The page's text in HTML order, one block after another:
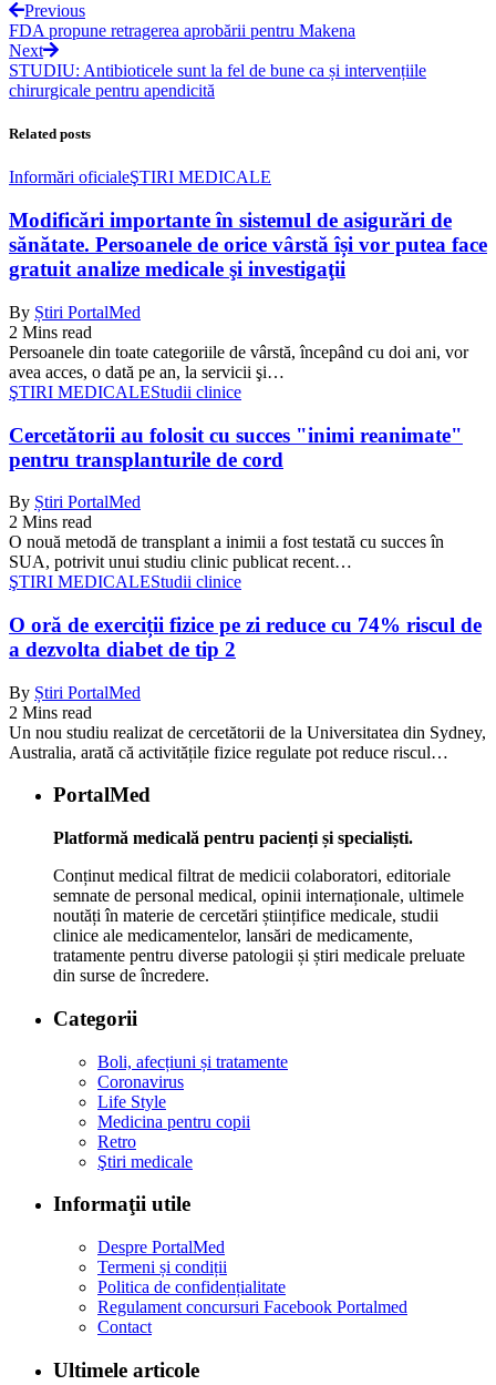
Previous
FDA propune retragerea aprobării pentru Makena
Next
STUDIU: Antibioticele sunt la fel de bune ca și intervențiile
chirurgicale pentru apendicită
Related posts
Informări oficialeŞTIRI MEDICALE
Modificări importante în sistemul de asigurări de
sănătate. Persoanele de orice vârstă își vor putea face
gratuit analize medicale şi investigaţii
By Știri PortalMed
2 Mins read
Persoanele din toate categoriile de vârstă, începând cu doi ani, vor
avea acces, o dată pe an, la servicii şi…
ŞTIRI MEDICALEStudii clinice
Cercetătorii au folosit cu succes "inimi reanimate"
pentru transplanturile de cord
By Știri PortalMed
2 Mins read
O nouă metodă de transplant a inimii a fost testată cu succes în
SUA, potrivit unui studiu clinic publicat recent…
ŞTIRI MEDICALEStudii clinice
O oră de exerciții fizice pe zi reduce cu 74% riscul de
a dezvolta diabet de tip 2
By Știri PortalMed
2 Mins read
Un nou studiu realizat de cercetătorii de la Universitatea din Sydney,
Australia, arată că activitățile fizice regulate pot reduce riscul…
PortalMed
Platformă medicală pentru pacienți și specialiști.
Conținut medical filtrat de medicii colaboratori, editoriale
semnate de personal medical, opinii internaționale, ultimele
noutăți în materie de cercetări științifice medicale, studii
clinice ale medicamentelor, lansări de medicamente,
tratamente pentru diverse patologii și știri medicale preluate
din surse de încredere.
Categorii
Boli, afecțiuni și tratamente
Coronavirus
Life Style
Medicina pentru copii
Retro
Ştiri medicale
Informaţii utile
Despre PortalMed
Termeni și condiții
Politica de confidențialitate
Regulament concursuri Facebook Portalmed
Contact
Ultimele articole